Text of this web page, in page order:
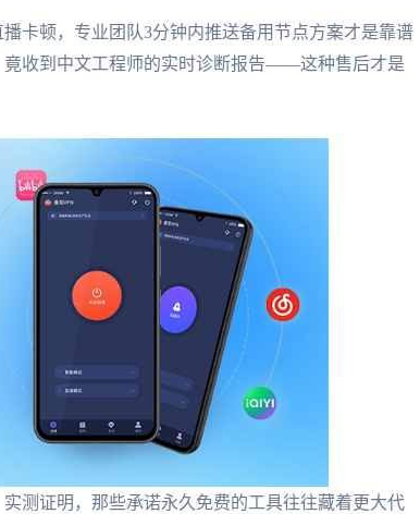
卡顿，专业团队3分钟内推送备用节点方案才是靠谱
收到中文工程师的实时诊断报告——这种售后才是
实测证明，那些承诺永久免费的工具往往藏着更大代